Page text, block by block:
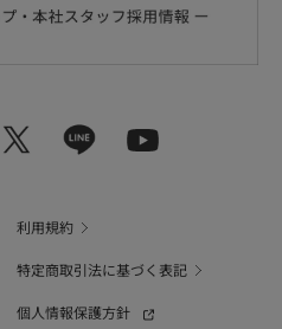
利用規約
特定商取引法に基づく表記
個人情報保護方針